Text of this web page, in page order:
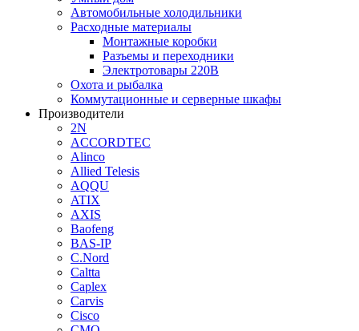
Автомобильные холодильники
Расходные материалы
Монтажные коробки
Разъемы и переходники
Электротовары 220В
Охота и рыбалка
Коммутационные и серверные шкафы
Производители
2N
ACCORDTEC
Alinco
Allied Telesis
AQQU
ATIX
AXIS
Baofeng
BAS-IP
C.Nord
Caltta
Caplex
Carvis
Cisco